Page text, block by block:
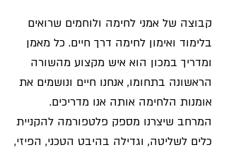
קבוצה של אמני לחימה ולוחמים שרואים
בלימוד ואימון לחימה דרך חיים. כל מאמן
ומדריך במכון הוא איש מקצוע מהשורה
הראשונה בתחומו, אנחנו חיים ונושמים את
אומנות הלחימה אותה אנו מדריכים.
המרחב שיצרנו מספק פלטפורמה להקניית
כלים לשליטה, וגדילה בהיבט הטכני, הפיזי,